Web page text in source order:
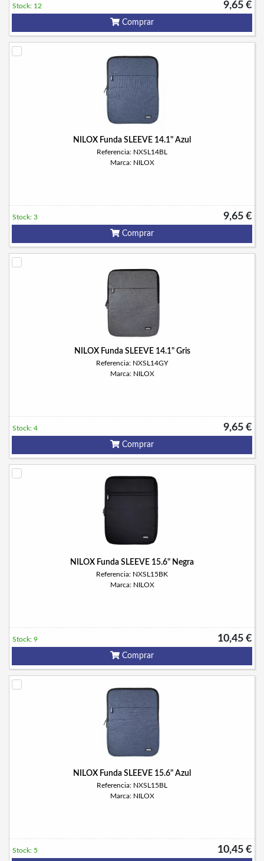
9,65 €
Stock: 12
Comprar
NILOX Funda SLEEVE 14.1" Azul
Referencia: NXSL14BL
Marca: NILOX
9,65 €
Stock: 3
Comprar
NILOX Funda SLEEVE 14.1" Gris
Referencia: NXSL14GY
Marca: NILOX
9,65 €
Stock: 4
Comprar
NILOX Funda SLEEVE 15.6" Negra
Referencia: NXSL15BK
Marca: NILOX
10,45 €
Stock: 9
Comprar
NILOX Funda SLEEVE 15.6" Azul
Referencia: NXSL15BL
Marca: NILOX
10,45 €
Stock: 5